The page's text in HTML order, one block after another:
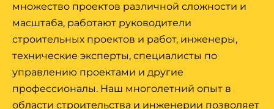
СТРОИТЕЛЬСТВО
ЖИЛЫХ ДОМОВ
множество проектов различной сложности и
масштаба, работают руководители
строительных проектов и работ, инженеры,
технические эксперты, специалисты по
управлению проектами и другие
профессионалы. Наш многолетний опыт в
области строительства и инженерии позволяет